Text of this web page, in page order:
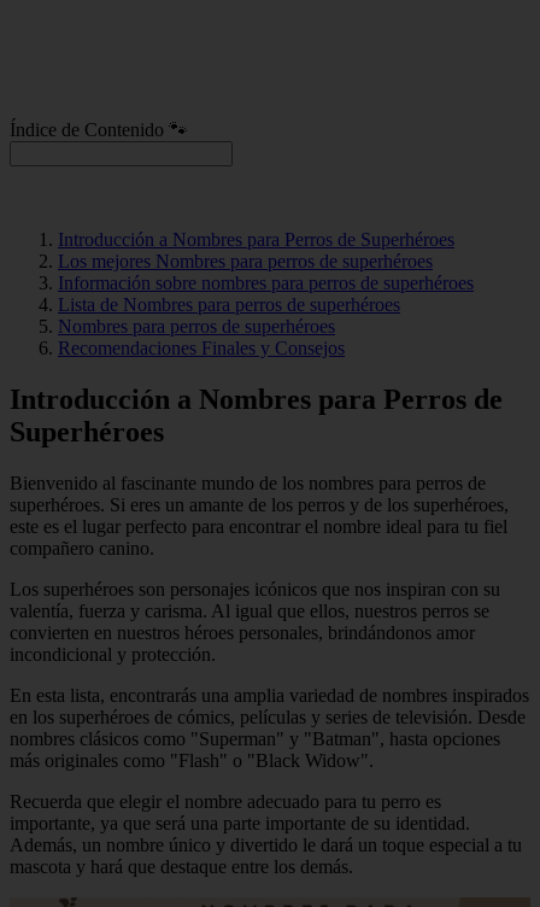
Índice de Contenido 🐾
Introducción a Nombres para Perros de Superhéroes
Los mejores Nombres para perros de superhéroes
Información sobre nombres para perros de superhéroes
Lista de Nombres para perros de superhéroes
Nombres para perros de superhéroes
Recomendaciones Finales y Consejos
Introducción a Nombres para Perros de
Superhéroes
Bienvenido al fascinante mundo de los nombres para perros de
superhéroes. Si eres un amante de los perros y de los superhéroes,
este es el lugar perfecto para encontrar el nombre ideal para tu fiel
compañero canino.
Los superhéroes son personajes icónicos que nos inspiran con su
valentía, fuerza y carisma. Al igual que ellos, nuestros perros se
convierten en nuestros héroes personales, brindándonos amor
incondicional y protección.
En esta lista, encontrarás una amplia variedad de nombres inspirados
en los superhéroes de cómics, películas y series de televisión. Desde
nombres clásicos como "Superman" y "Batman", hasta opciones
más originales como "Flash" o "Black Widow".
Recuerda que elegir el nombre adecuado para tu perro es
importante, ya que será una parte importante de su identidad.
Además, un nombre único y divertido le dará un toque especial a tu
mascota y hará que destaque entre los demás.